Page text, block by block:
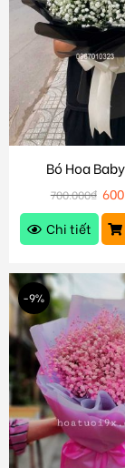
Bó Hoa
700.000₫
Chi tiết
-9%